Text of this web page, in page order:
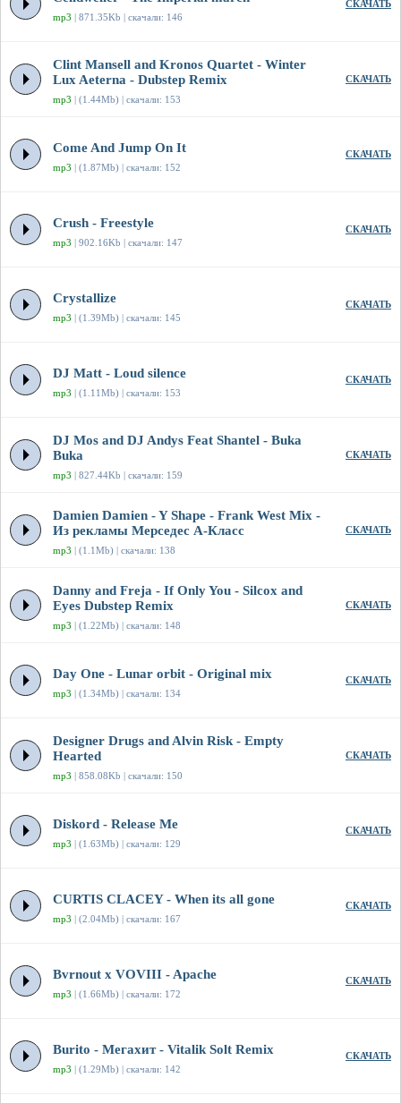
mp3 | 871.35Kb | скачали: 146
СКАЧАТЬ
Clint Mansell and Kronos Quartet - Winter
Lux Aeterna - Dubstep Remix
mp3 | (1.44Mb) | скачали: 153
СКАЧАТЬ
Come And Jump On It
mp3 | (1.87Mb) | скачали: 152
СКАЧАТЬ
Crush - Freestyle
mp3 | 902.16Kb | скачали: 147
СКАЧАТЬ
Crystallize
mp3 | (1.39Mb) | скачали: 145
СКАЧАТЬ
DJ Matt - Loud silence
mp3 | (1.11Mb) | скачали: 153
СКАЧАТЬ
DJ Mos and DJ Andys Feat Shantel - Buka
Buka
mp3 | 827.44Kb | скачали: 159
СКАЧАТЬ
Damien Damien - Y Shape - Frank West Mix -
Из рекламы Мерседес А-Класс
mp3 | (1.1Mb) | скачали: 138
СКАЧАТЬ
Danny and Freja - If Only You - Silcox and
Eyes Dubstep Remix
mp3 | (1.22Mb) | скачали: 148
СКАЧАТЬ
Day One - Lunar orbit - Original mix
mp3 | (1.34Mb) | скачали: 134
СКАЧАТЬ
Designer Drugs and Alvin Risk - Empty
Hearted
mp3 | 858.08Kb | скачали: 150
СКАЧАТЬ
Diskord - Release Me
mp3 | (1.63Mb) | скачали: 129
СКАЧАТЬ
CURTIS CLACEY - When its all gone
mp3 | (2.04Mb) | скачали: 167
СКАЧАТЬ
Bvrnout x VOVIII - Apache
mp3 | (1.66Mb) | скачали: 172
СКАЧАТЬ
Burito - Мегахит - Vitalik Solt Remix
mp3 | (1.29Mb) | скачали: 142
СКАЧАТЬ